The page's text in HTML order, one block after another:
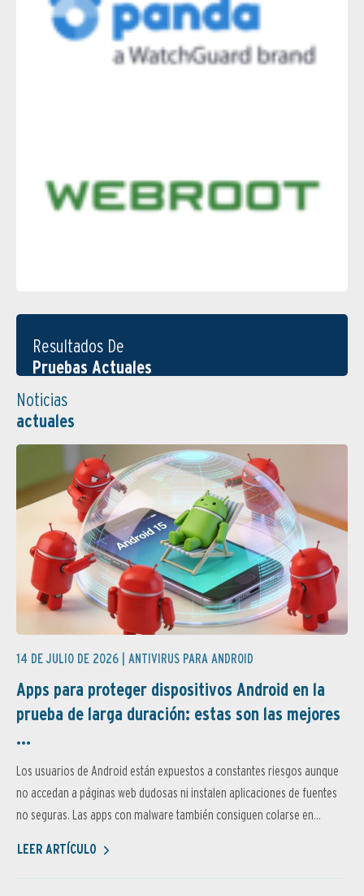
Resultados De
Pruebas Actuales
Noticias
actuales
14 DE JULIO DE 2026 | ANTIVIRUS PARA ANDROID
Apps para proteger dispositivos Android en la
prueba de larga duración: estas son las mejores
...
Los usuarios de Android están expuestos a constantes riesgos aunque
no accedan a páginas web dudosas ni instalen aplicaciones de fuentes
no seguras. Las apps con malware también consiguen colarse en...
LEER ARTÍCULO